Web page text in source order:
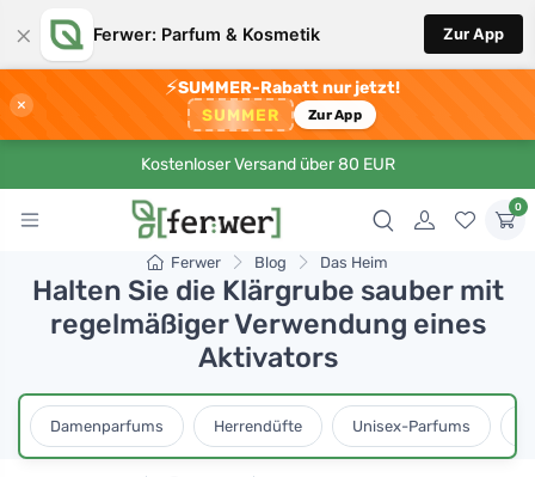
× Ferwer: Parfum & Kosmetik Zur App
×
⚡SUMMER-Rabatt nur jetzt!
SUMMER Zur App
Kostenloser Versand über 80 EUR
0
Ferwer Blog Das Heim
Halten Sie die Klärgrube sauber mit
regelmäßiger Verwendung eines
Aktivators
Damenparfums Herrendüfte Unisex-Parfums